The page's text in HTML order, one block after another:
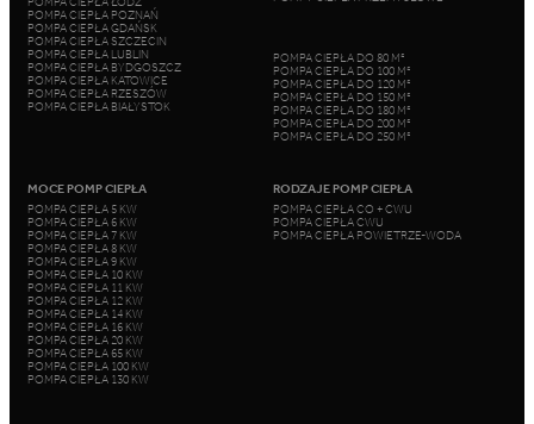
POMPA CIEPŁA POZNAŃ
POMPA CIEPŁA GDAŃSK
POMPA CIEPŁA SZCZECIN
POMPA CIEPŁA LUBLIN
POMPA CIEPŁA BYDGOSZCZ
POMPA CIEPŁA KATOWICE
POMPA CIEPŁA RZESZÓW
POMPA CIEPŁA BIAŁYSTOK
POMPA CIEPŁA DO 80 M²
POMPA CIEPŁA DO 100 M²
POMPA CIEPŁA DO 120 M²
POMPA CIEPŁA DO 150 M²
POMPA CIEPŁA DO 180 M²
POMPA CIEPŁA DO 200 M²
POMPA CIEPŁA DO 250 M²
MOCE POMP CIEPŁA
POMPA CIEPŁA 5 KW
POMPA CIEPŁA 6 KW
POMPA CIEPŁA 7 KW
POMPA CIEPŁA 8 KW
POMPA CIEPŁA 9 KW
POMPA CIEPŁA 10 KW
POMPA CIEPŁA 11 KW
POMPA CIEPŁA 12 KW
POMPA CIEPŁA 14 KW
POMPA CIEPŁA 16 KW
POMPA CIEPŁA 20 KW
POMPA CIEPŁA 65 KW
POMPA CIEPŁA 100 KW
POMPA CIEPŁA 130 KW
RODZAJE POMP CIEPŁA
POMPA CIEPŁA CO + CWU
POMPA CIEPŁA CWU
POMPA CIEPŁA POWIETRZE-WODA